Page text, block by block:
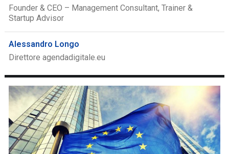
Founder & CEO – Management Consultant, Trainer &
Startup Advisor
Alessandro Longo
Direttore agendadigitale.eu